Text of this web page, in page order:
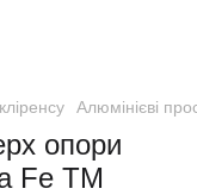
Алюмінієві
опори
Fe TM